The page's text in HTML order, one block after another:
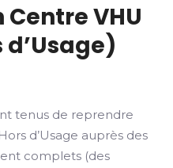
VHU
tenus de reprendre
d’Usage auprès des
complets (des